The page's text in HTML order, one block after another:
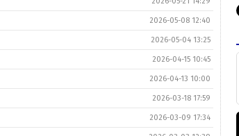
2026-05-08 12:40
2026-05-04 13:25
2026-04-15 10:45
2026-04-13 10:00
2026-03-18 17:59
2026-03-09 17:34